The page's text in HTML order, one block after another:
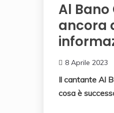
Al
ancora
8 Aprile 2023
Il cantante Al
cosa è